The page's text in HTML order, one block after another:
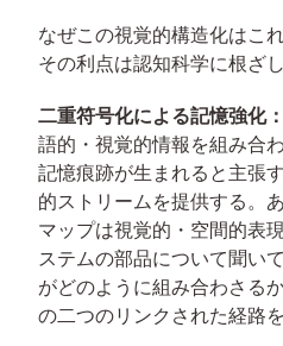
なぜこの視覚的構造化はこ
その利点は認知科学に根ざし
二重符号化による記憶強化：
語的・視覚的情報を組み合
記憶痕跡が生まれると主張
的ストリームを提供する。
マップは視覚的・空間的表
ステムの部品について聞い
がどのように組み合わさる
の二つのリンクされた経路を